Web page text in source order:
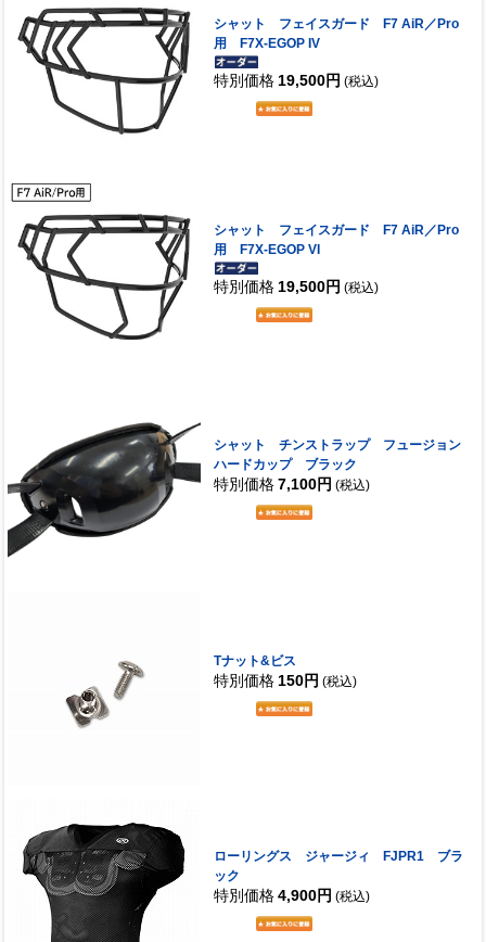
シャット フェイスガード F7 AiR／Pro
用 F7X-EGOP IV
特別価格 19,500円 (税込)
シャット フェイスガード F7 AiR／Pro
用 F7X-EGOP VI
特別価格 19,500円 (税込)
シャット チンストラップ フュージョン
ハードカップ ブラック
特別価格 7,100円 (税込)
Tナット&ビス
特別価格 150円 (税込)
ローリングス ジャージィ FJPR1 ブラ
ック
特別価格 4,900円 (税込)